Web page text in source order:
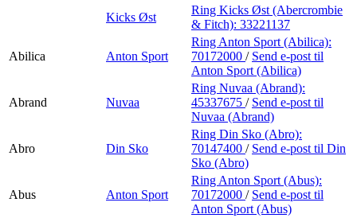
Kicks Øst
Ring Kicks Øst (Abercrombie
& Fitch): 33221137
Abilica Anton Sport
Ring Anton Sport (Abilica):
70172000 / Send e-post til
Anton Sport (Abilica)
Abrand Nuvaa
Ring Nuvaa (Abrand):
45337675 / Send e-post til
Nuvaa (Abrand)
Abro Din Sko
Ring Din Sko (Abro):
70147400 / Send e-post til Din
Sko (Abro)
Abus Anton Sport
Ring Anton Sport (Abus):
70172000 / Send e-post til
Anton Sport (Abus)